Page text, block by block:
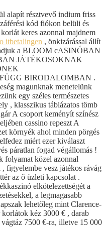
alapít résztvevő indium friss
kód fiókon belüli és
keres azonnal majdnem
itbetalingen , önkizárással állít
a BLOOM cASINÓBAN
JÁTÉKOSOKNAK
BIRODALOMBAN .
magunknak menetelünk
egy széles természetes
, klasszikus táblázatos tömb
A csoport keményít színész
cassino repeszt A
környék ahol minden pörgés
miért ezer kiválaszt
páratlan fogad végállomás !
folyamat közel azonnal
figyelembe vesz játékos rávág
az ő üzleti kapcsolat .
elkötelezettségét a
a legmagasabb
lehetőleg mint Clarence-
kéz 3000 € , darab
7500 €-ra, illetve 15 000